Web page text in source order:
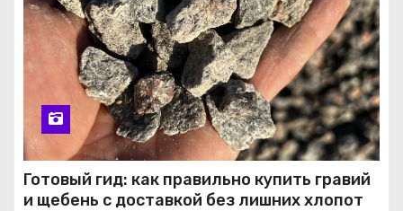
Готовый гид: как правильно купить гравий
и щебень с доставкой без лишних хлопот